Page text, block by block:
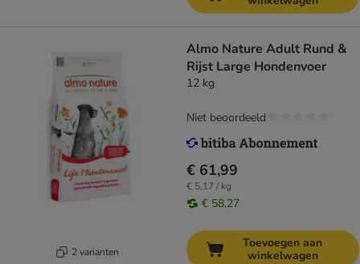
2 varianten
Almo Nature Adult Rund &
Rijst Large Hondenvoer
12 kg
€ 61,99
€ 5,17 / kg
€ 58,27
Niet beoordeeld
Toevoegen aan
winkelwagen